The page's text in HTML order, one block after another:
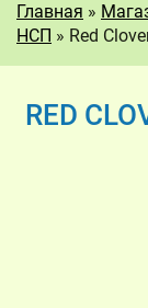
Главная »
НСП » Red
RED